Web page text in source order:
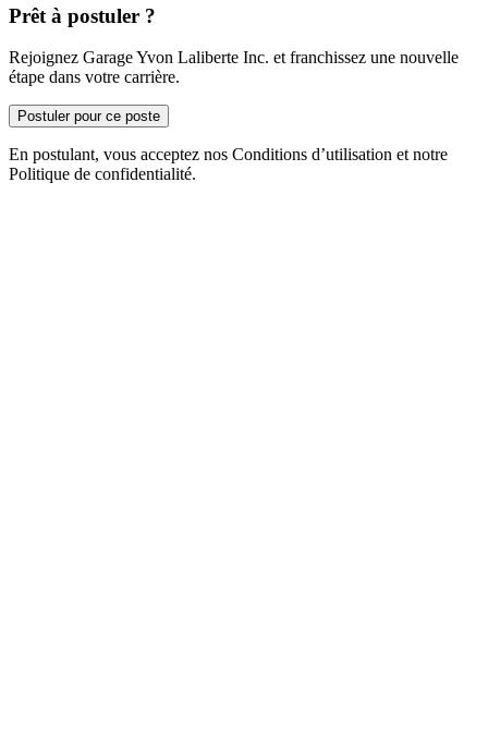
Prêt à postuler ?
Rejoignez Garage Yvon Laliberte Inc. et franchissez une nouvelle
étape dans votre carrière.
Postuler pour ce poste
En postulant, vous acceptez nos Conditions d’utilisation et notre
Politique de confidentialité.